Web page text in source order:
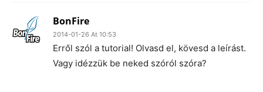
BonFire
2014-01-26 At 10:53
Erről szól a tutorial! Olvasd el, kövesd a leírást.
Vagy idézzük be neked szóról szóra?